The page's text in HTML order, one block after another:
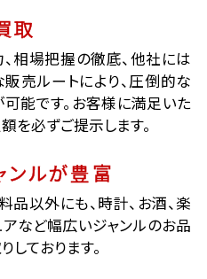
取
相場把握の徹底、他社には
売ルートにより、圧倒的な
能です。お客様に満足いた
を必ずご提示します。
ンルが豊富
品以外にも、時計、お酒、楽
アなど幅広いジャンルのお品
しております。